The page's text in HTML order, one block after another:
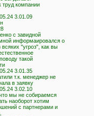
труд компании
3.01.09
с завидной
мной информаировался о
всяких "угроз", как вы
естественное
поводу такой
3.01.35
т.к. менеджер не
в заявку
3.02.10
что мы не собираемся
наоборот хотим
с партнерами и